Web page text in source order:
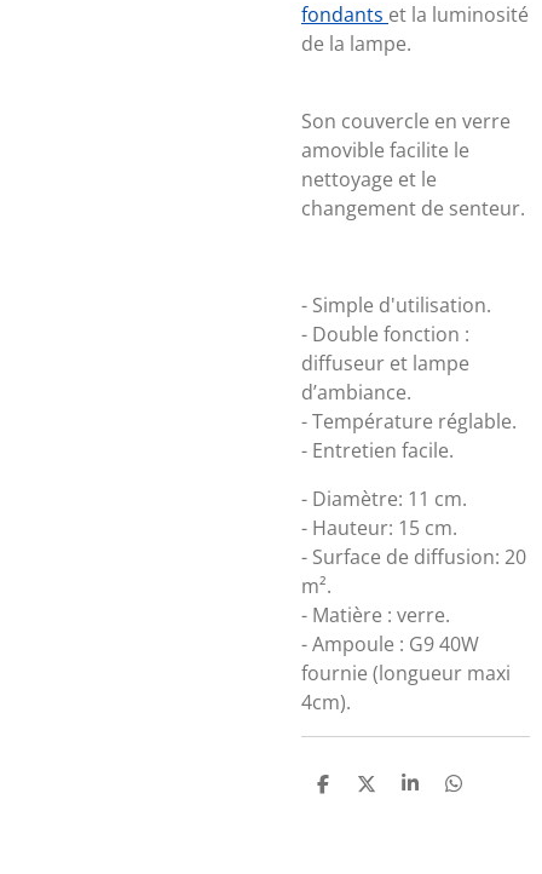
fondants et la luminosité
de la lampe.
Son couvercle en verre
amovible facilite le
nettoyage et le
changement de senteur.
- Simple d'utilisation.
- Double fonction :
diffuseur et lampe
d’ambiance.
- Température réglable.
- Entretien facile.
- Diamètre: 11 cm.
- Hauteur: 15 cm.
- Surface de diffusion: 20
m².
- Matière : verre.
- Ampoule : G9 40W
fournie (longueur maxi
4cm).
P
P
P
P